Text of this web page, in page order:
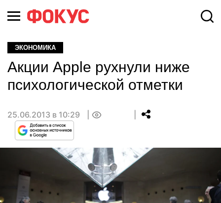
ЭКОНОМИКА
Акции Apple рухнули ниже
психологической отметки
25.06.2013 в 10:29